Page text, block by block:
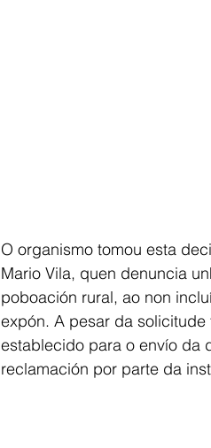
O organismo tomou esta
Mario Vila, quen denuncia
poboación rural, ao non
expón. A pesar da
establecido para o envío da
reclamación por parte da